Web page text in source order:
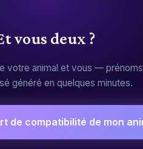
vous deux ?
votre animal et vous —
généré en quelques minutes.
de compatibilité de mon